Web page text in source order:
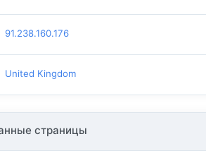
91.238.160.176
United Kingdom
страницы